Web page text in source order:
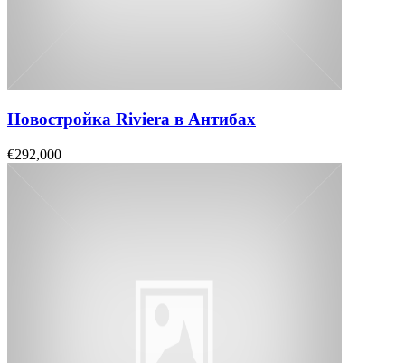
Новостройка Riviera в Антибах
€292,000